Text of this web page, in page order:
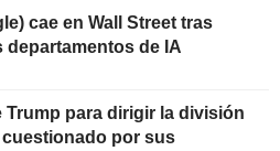
cae en Wall Street tras
departamentos de IA
Trump para dirigir la división
por sus